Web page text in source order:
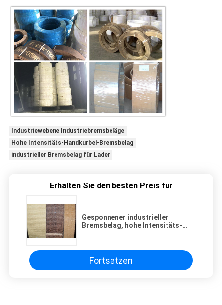
Industriewebene Industriebremsbeläge
Hohe Intensitäts-Handkurbel-Bremsbelag
industrieller Bremsbelag für Lader
Erhalten Sie den besten Preis für
Gesponnener industrieller
Bremsbelag, hohe Intensitäts-
Fortsetzen